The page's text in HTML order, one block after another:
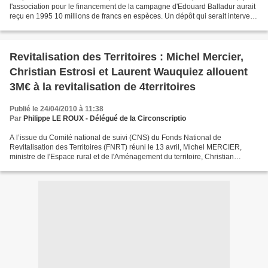
l'association pour le financement de la campagne d'Edouard Balladur aurait
reçu en 1995 10 millions de francs en espèces. Un dépôt qui serait intervenu
Revitalisation des Territoires : Michel Mercier,
Christian Estrosi et Laurent Wauquiez allouent
3M€ à la revitalisation de 4territoires
Publié le 24/04/2010 à 11:38
Par Philippe LE ROUX - Délégué de la Circonscriptio
A l’issue du Comité national de suivi (CNS) du Fonds National de
Revitalisation des Territoires (FNRT) réuni le 13 avril, Michel MERCIER,
ministre de l'Espace rural et de l'Aménagement du territoire, Christian